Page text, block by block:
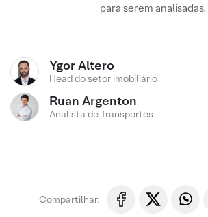
para serem analisadas.
Ygor Altero
Head do setor imobiliário
Ruan Argenton
Analista de Transportes
Compartilhar: